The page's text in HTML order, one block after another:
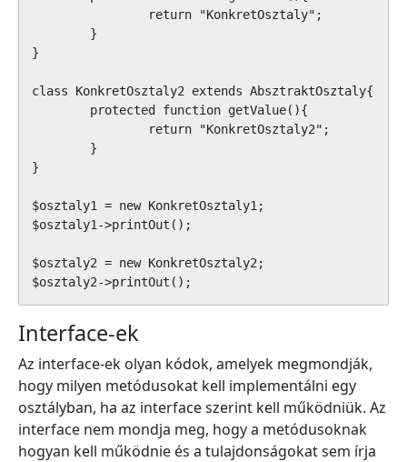
}
class KonkretOsztaly2 extends AbsztraktOsztaly{
}
$osztaly1 = new KonkretOsztaly1;
$osztaly1->printOut();
$osztaly2 = new KonkretOsztaly2;
$osztaly2->printOut();
Interface-ek
Az interface-ek olyan kódok, amelyek megmondják,
hogy milyen metódusokat kell implementálni egy
osztályban, ha az interface szerint kell működniük. Az
interface nem mondja meg, hogy a metódusoknak
hogyan kell működnie és a tulajdonságokat sem írja